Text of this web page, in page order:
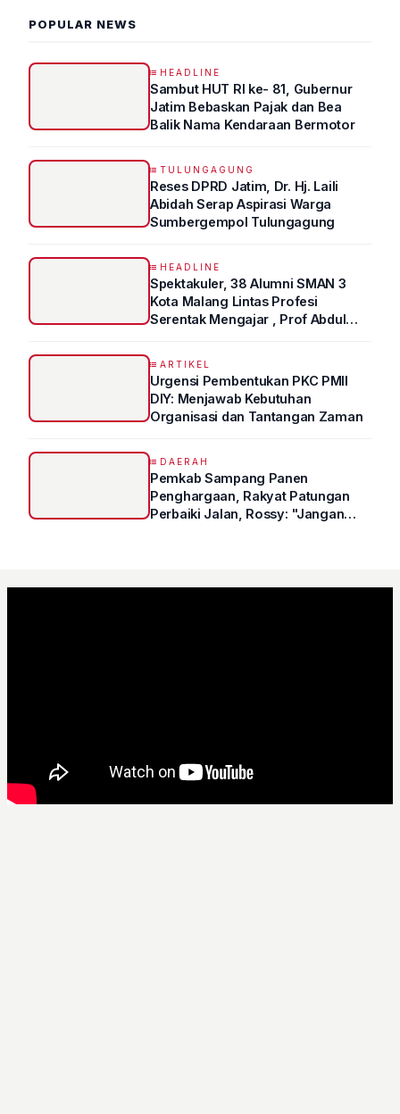
POPULAR NEWS
HEADLINE
Sambut HUT RI ke- 81, Gubernur
Jatim Bebaskan Pajak dan Bea
Balik Nama Kendaraan Bermotor
TULUNGAGUNG
Reses DPRD Jatim, Dr. Hj. Laili
Abidah Serap Aspirasi Warga
Sumbergempol Tulungagung
HEADLINE
Spektakuler, 38 Alumni SMAN 3
Kota Malang Lintas Profesi
Serentak Mengajar , Prof Abdul
ARTIKEL
Urgensi Pembentukan PKC PMII
DIY: Menjawab Kebutuhan
Organisasi dan Tantangan Zaman
DAERAH
Pemkab Sampang Panen
Penghargaan, Rakyat Patungan
Perbaiki Jalan, Rossy: "Jangan